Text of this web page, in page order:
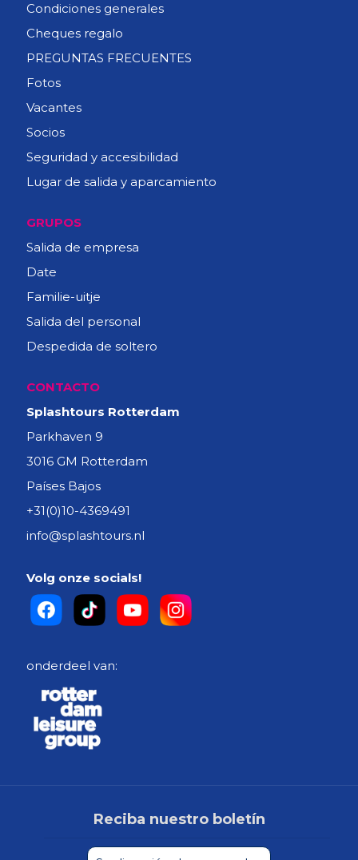
Condiciones generales
Cheques regalo
PREGUNTAS FRECUENTES
Fotos
Vacantes
Socios
Seguridad y accesibilidad
Lugar de salida y aparcamiento
GRUPOS
Salida de empresa
Date
Familie-uitje
Salida del personal
Despedida de soltero
CONTACTO
Splashtours Rotterdam
Parkhaven 9
3016 GM Rotterdam
Países Bajos
+31(0)10-4369491
info@splashtours.nl
Volg onze socials!
onderdeel van:
Reciba nuestro boletín